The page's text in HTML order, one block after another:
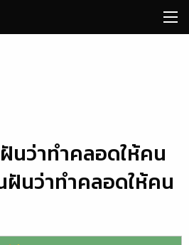
นว่าทำคลอดให้คน
ฝันว่าทำคลอดให้คน